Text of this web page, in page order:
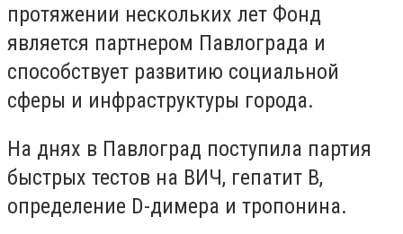
протяжении нескольких лет Фонд
является партнером Павлограда и
способствует развитию социальной
сферы и инфраструктуры города.
На днях в Павлоград поступила партия
быстрых тестов на ВИЧ, гепатит B,
определение D-димера и тропонина.